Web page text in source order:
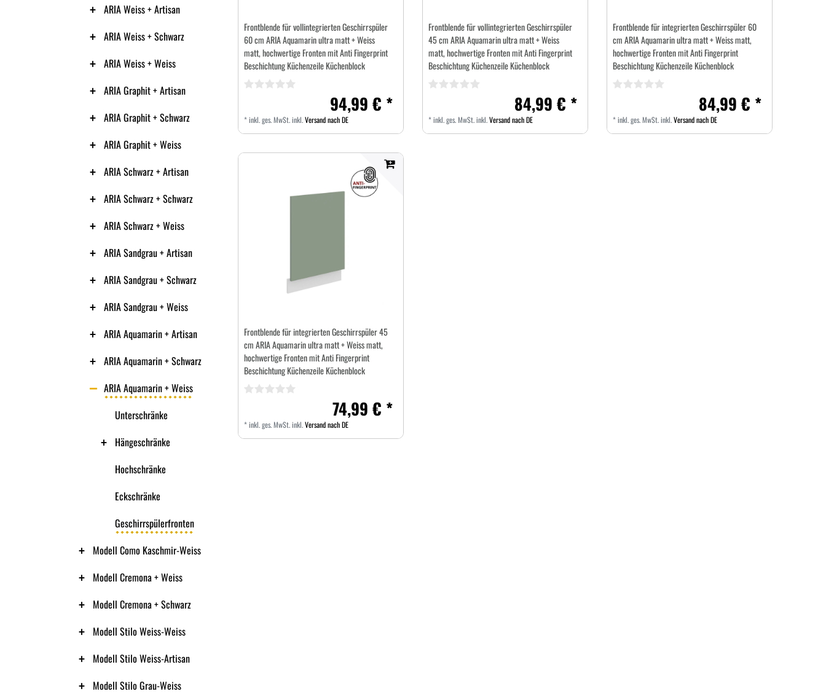
ARIA Weiss + Artisan
ARIA Weiss + Schwarz
ARIA Weiss + Weiss
ARIA Graphit + Artisan
ARIA Graphit + Schwarz
ARIA Graphit + Weiss
ARIA Schwarz + Artisan
ARIA Schwarz + Schwarz
ARIA Schwarz + Weiss
ARIA Sandgrau + Artisan
ARIA Sandgrau + Schwarz
ARIA Sandgrau + Weiss
ARIA Aquamarin + Artisan
ARIA Aquamarin + Schwarz
ARIA Aquamarin + Weiss
Unterschränke
Hängeschränke
Hochschränke
Eckschränke
Geschirrspülerfronten
Modell Como Kaschmir-Weiss
Modell Cremona + Weiss
Modell Cremona + Schwarz
Modell Stilo Weiss-Weiss
Modell Stilo Weiss-Artisan
Modell Stilo Grau-Weiss
Frontblende für vollintegrierten Geschirrspüler
60 cm ARIA Aquamarin ultra matt + Weiss
matt, hochwertige Fronten mit Anti Fingerprint
Beschichtung Küchenzeile Küchenblock
94,99 € *
*inkl. ges. MwSt.inkl.Versand nach DE
Frontblende für vollintegrierten Geschirrspüler
45 cm ARIA Aquamarin ultra matt + Weiss
matt, hochwertige Fronten mit Anti Fingerprint
Beschichtung Küchenzeile Küchenblock
84,99 € *
*inkl. ges. MwSt.inkl.Versand nach DE
Frontblende für integrierten Geschirrspüler 60
cm ARIA Aquamarin ultra matt + Weiss matt,
hochwertige Fronten mit Anti Fingerprint
Beschichtung Küchenzeile Küchenblock
84,99 € *
*inkl. ges. MwSt.inkl.Versand nach DE
Frontblende für integrierten Geschirrspüler 45
cm ARIA Aquamarin ultra matt + Weiss matt,
hochwertige Fronten mit Anti Fingerprint
Beschichtung Küchenzeile Küchenblock
74,99 € *
*inkl. ges. MwSt.inkl.Versand nach DE